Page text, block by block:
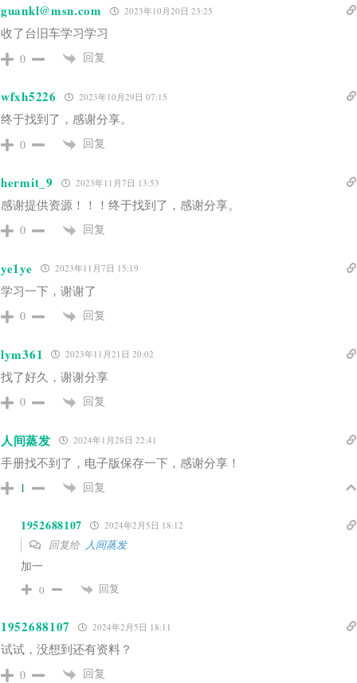
guankl@msn.com 2023年10月20日 23:25
收了台旧车学习学习
0 回复
wfxh5226 2023年10月29日 07:15
终于找到了，感谢分享。
0 回复
hermit_9 2023年11月7日 13:53
感谢提供资源！！！终于找到了，感谢分享。
0 回复
ye1ye 2023年11月7日 15:19
学习一下，谢谢了
0 回复
lym361 2023年11月21日 20:02
找了好久，谢谢分享
0 回复
人间蒸发 2024年1月28日 22:41
手册找不到了，电子版保存一下，感谢分享！
1 回复
1952688107 2024年2月5日 18:12
回复给 人间蒸发
加一
0 回复
1952688107 2024年2月5日 18:11
试试，没想到还有资料？
0 回复